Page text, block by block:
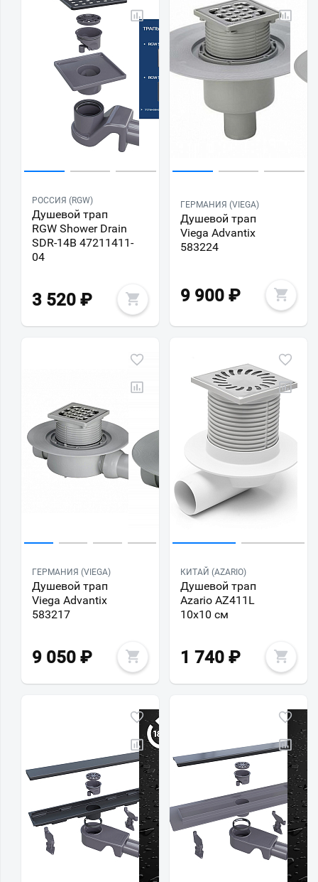
РОССИЯ (RGW)
Душевой трап
RGW Shower Drain
SDR-14B 47211411-
04
3 520 ₽
ГЕРМАНИЯ (VIEGA)
Душевой трап
Viega Advantix
583224
9 900 ₽
ГЕРМАНИЯ (VIEGA)
Душевой трап
Viega Advantix
583217
9 050 ₽
КИТАЙ (AZARIO)
Душевой трап
Azario AZ411L
10х10 см
1 740 ₽